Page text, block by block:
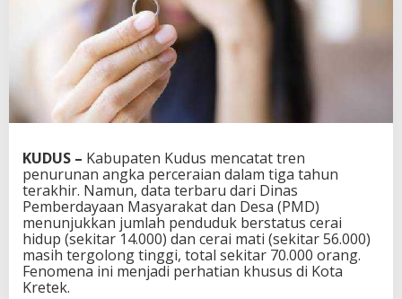
KUDUS – Kabupaten Kudus mencatat tren
penurunan angka perceraian dalam tiga tahun
terakhir. Namun, data terbaru dari Dinas
Pemberdayaan Masyarakat dan Desa (PMD)
menunjukkan jumlah penduduk berstatus cerai
hidup (sekitar 14.000) dan cerai mati (sekitar 56.000)
masih tergolong tinggi, total sekitar 70.000 orang.
Fenomena ini menjadi perhatian khusus di Kota
Kretek.